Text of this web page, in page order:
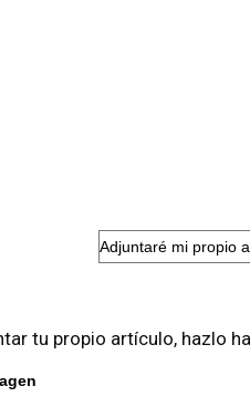
tu propio artículo, hazlo